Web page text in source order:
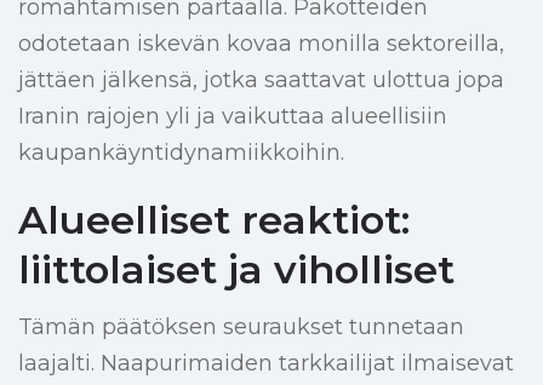
romahtamisen partaalla. Pakotteiden
odotetaan iskevän kovaa monilla sektoreilla,
jättäen jälkensä, jotka saattavat ulottua jopa
Iranin rajojen yli ja vaikuttaa alueellisiin
kaupankäyntidynamiikkoihin.
Alueelliset reaktiot:
liittolaiset ja viholliset
Tämän päätöksen seuraukset tunnetaan
laajalti. Naapurimaiden tarkkailijat ilmaisevat